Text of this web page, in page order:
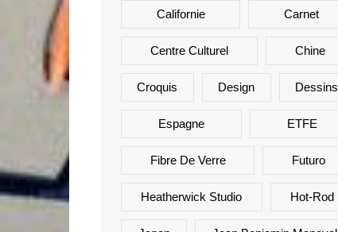
Californie Carnet
Centre Culturel Chine
Croquis Design Dessins
Espagne ETFE
Fibre De Verre Futuro
Heatherwick Studio Hot-Rod